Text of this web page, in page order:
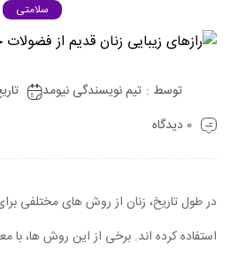
سلامتی
توسط : تیم نویسندگی نیومد
تاریخ
0 دیدگاه
در طول تاریخ، زنان از روش های مختلفی
استفاده کرده اند. برخی از این روش ها،